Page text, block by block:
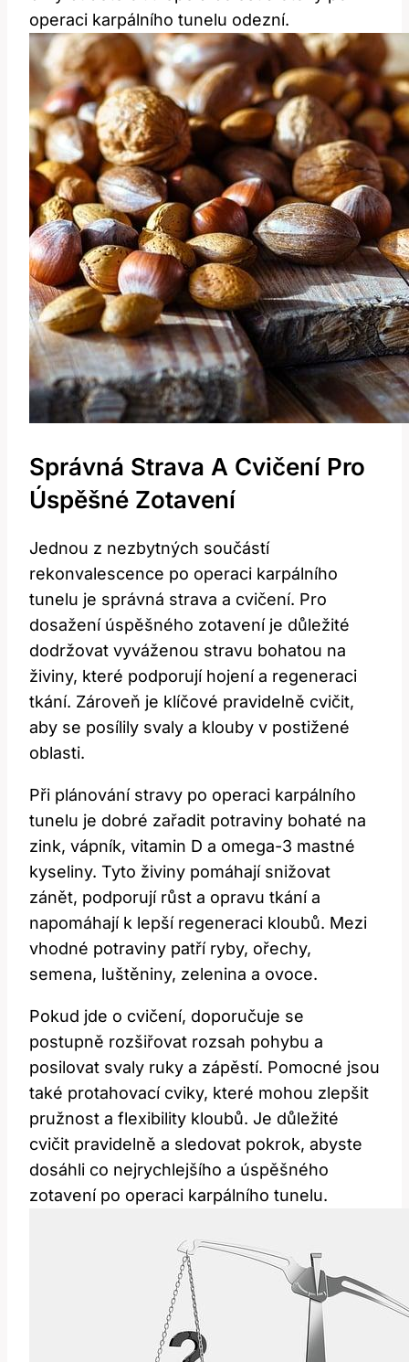
operaci karpálního tunelu odezní.
Správná Strava A Cvičení Pro
Úspěšné Zotavení
Jednou z nezbytných součástí
rekonvalescence po operaci karpálního
tunelu je správná strava a cvičení. Pro
dosažení úspěšného zotavení je důležité
dodržovat vyváženou stravu bohatou na
živiny, které podporují hojení a regeneraci
tkání. Zároveň je klíčové pravidelně cvičit,
aby se posílily svaly a klouby v postižené
oblasti.
Při plánování stravy po operaci karpálního
tunelu je dobré zařadit potraviny bohaté na
zink, vápník, vitamin D a omega-3 mastné
kyseliny. Tyto živiny pomáhají snižovat
zánět, podporují růst a opravu tkání a
napomáhají k lepší regeneraci kloubů. Mezi
vhodné potraviny patří ryby, ořechy,
semena, luštěniny, zelenina a ovoce.
Pokud jde o cvičení, doporučuje se
postupně rozšiřovat rozsah pohybu a
posilovat svaly ruky a zápěstí. Pomocné jsou
také protahovací cviky, které mohou zlepšit
pružnost a flexibility kloubů. Je důležité
cvičit pravidelně a sledovat pokrok, abyste
dosáhli co nejrychlejšího a úspěšného
zotavení po operaci karpálního tunelu.